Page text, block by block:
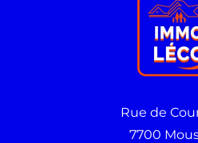
Rue de
7700